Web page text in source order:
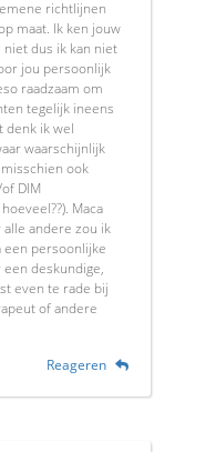
richtlijnen
maat. Ik ken jouw
dus ik kan niet
jou persoonlijk
raadzaam om
tegelijk ineens
denk ik wel
waarschijnlijk
ook
DIM
Maca
andere zou ik
een persoonlijke
deskundige,
even te rade bij
of andere
Reageren